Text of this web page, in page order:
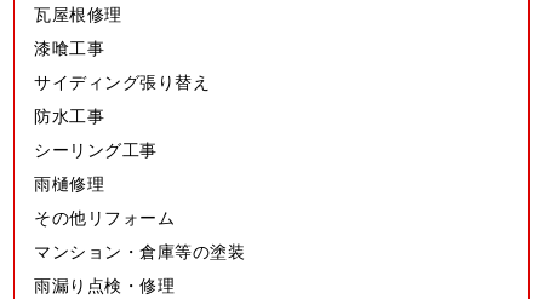
瓦屋根修理
漆喰工事
サイディング張り替え
防水工事
シーリング工事
雨樋修理
その他リフォーム
マンション・倉庫等の塗装
雨漏り点検・修理